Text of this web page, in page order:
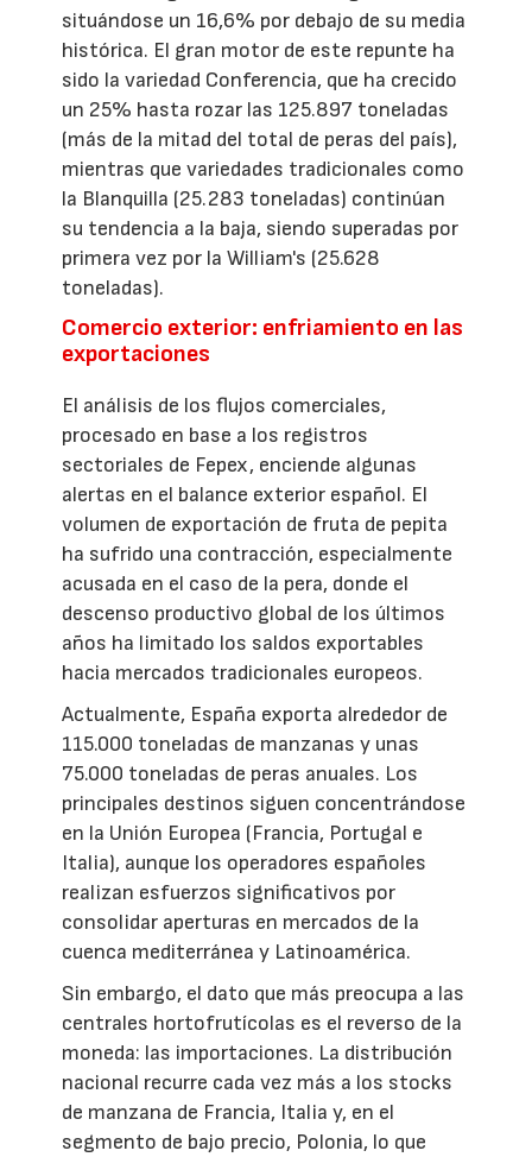
situándose un 16,6% por debajo de su media
histórica. El gran motor de este repunte ha
sido la variedad Conferencia, que ha crecido
un 25% hasta rozar las 125.897 toneladas
(más de la mitad del total de peras del país),
mientras que variedades tradicionales como
la Blanquilla (25.283 toneladas) continúan
su tendencia a la baja, siendo superadas por
primera vez por la William's (25.628
toneladas).
Comercio exterior: enfriamiento en las
exportaciones
El análisis de los flujos comerciales,
procesado en base a los registros
sectoriales de Fepex, enciende algunas
alertas en el balance exterior español. El
volumen de exportación de fruta de pepita
ha sufrido una contracción, especialmente
acusada en el caso de la pera, donde el
descenso productivo global de los últimos
años ha limitado los saldos exportables
hacia mercados tradicionales europeos.
Actualmente, España exporta alrededor de
115.000 toneladas de manzanas y unas
75.000 toneladas de peras anuales. Los
principales destinos siguen concentrándose
en la Unión Europea (Francia, Portugal e
Italia), aunque los operadores españoles
realizan esfuerzos significativos por
consolidar aperturas en mercados de la
cuenca mediterránea y Latinoamérica.
Sin embargo, el dato que más preocupa a las
centrales hortofrutícolas es el reverso de la
moneda: las importaciones. La distribución
nacional recurre cada vez más a los stocks
de manzana de Francia, Italia y, en el
segmento de bajo precio, Polonia, lo que